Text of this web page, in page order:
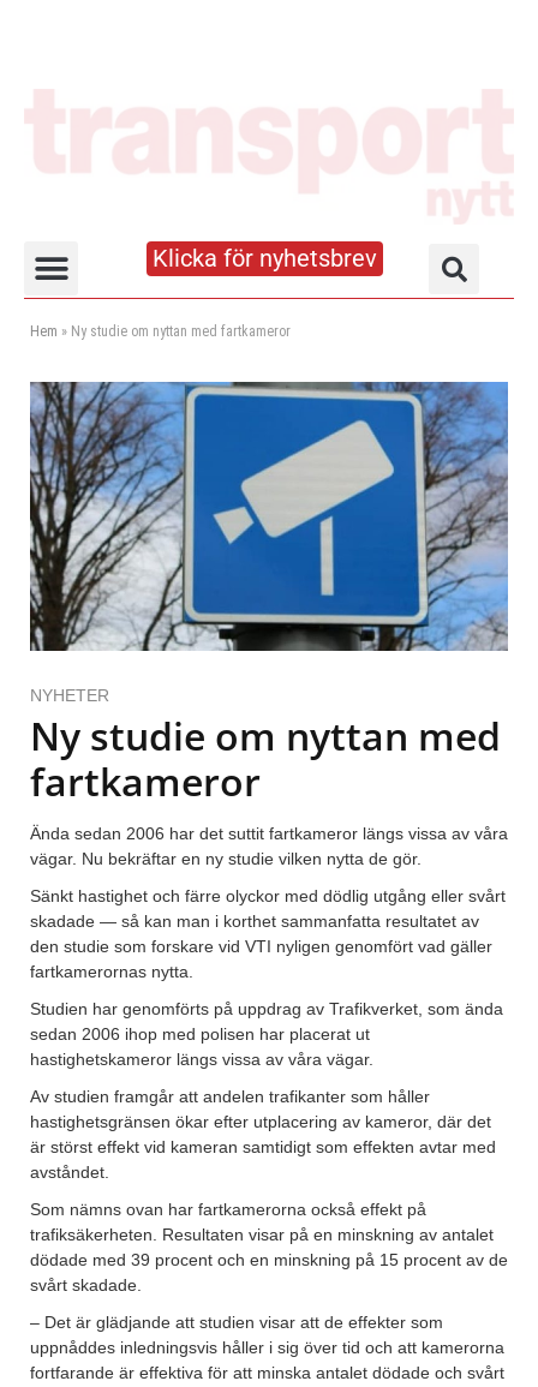
Klicka för nyhetsbrev
Hem » Ny studie om nyttan med fartkameror
NYHETER
Ny studie om nyttan med
fartkameror
Ända sedan 2006 har det suttit fartkameror längs vissa av våra
vägar. Nu bekräftar en ny studie vilken nytta de gör.
Sänkt hastighet och färre olyckor med dödlig utgång eller svårt
skadade — så kan man i korthet sammanfatta resultatet av
den studie som forskare vid VTI nyligen genomfört vad gäller
fartkamerornas nytta.
Studien har genomförts på uppdrag av Trafikverket, som ända
sedan 2006 ihop med polisen har placerat ut
hastighetskameror längs vissa av våra vägar.
Av studien framgår att andelen trafikanter som håller
hastighetsgränsen ökar efter utplacering av kameror, där det
är störst effekt vid kameran samtidigt som effekten avtar med
avståndet.
Som nämns ovan har fartkamerorna också effekt på
trafiksäkerheten. Resultaten visar på en minskning av antalet
dödade med 39 procent och en minskning på 15 procent av de
svårt skadade.
– Det är glädjande att studien visar att de effekter som
uppnåddes inledningsvis håller i sig över tid och att kamerorna
fortfarande är effektiva för att minska antalet dödade och svårt